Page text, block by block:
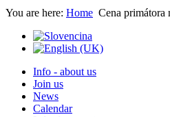
You are here: Home Cena primátora
Info - about us
Join us
News
Calendar